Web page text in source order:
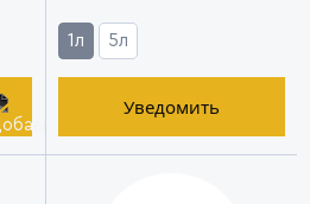
1л 5л
Уведомить